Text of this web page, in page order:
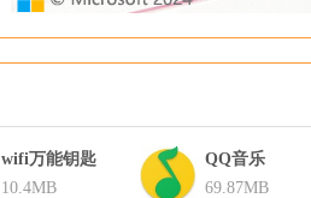
wifi万能钥匙
10.4MB
QQ音乐
69.87MB